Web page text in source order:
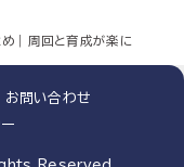
｜周回と育成が楽に
お問い合わせ